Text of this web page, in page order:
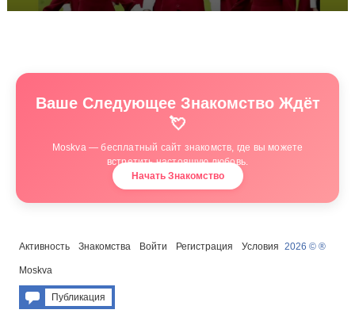
Ваше Следующее Знакомство Ждёт
💘
Moskva — бесплатный сайт знакомств, где вы можете
встретить настоящую любовь.
Начать Знакомство
Активность Знакомства Войти Регистрация Условия 2026 © ®
Moskva
Публикация